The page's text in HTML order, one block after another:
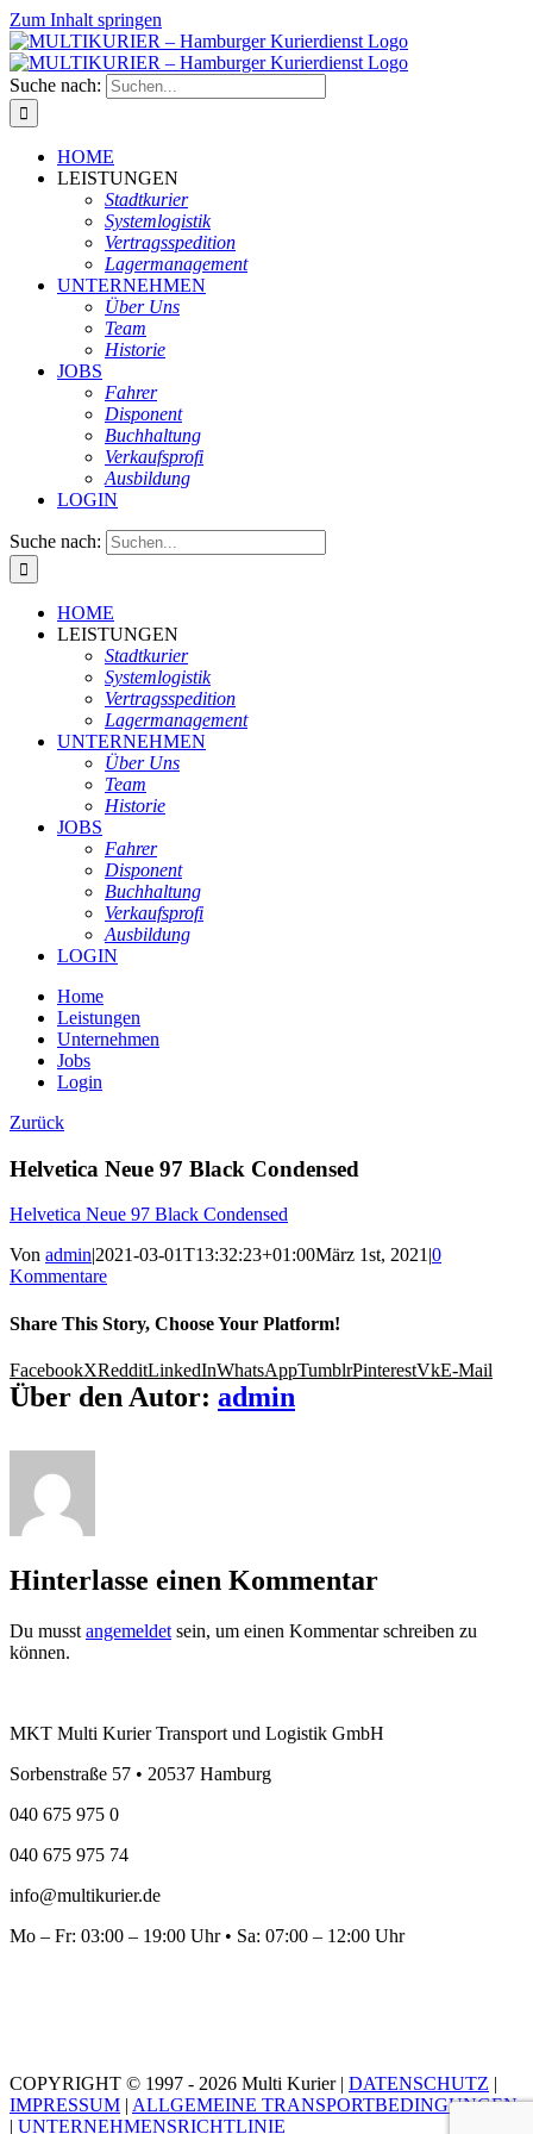
Zum Inhalt springen
Suche nach:
HOME
LEISTUNGEN
Stadtkurier
Systemlogistik
Vertragsspedition
Lagermanagement
UNTERNEHMEN
Über Uns
Team
Historie
JOBS
Fahrer
Disponent
Buchhaltung
Verkaufsprofi
Ausbildung
LOGIN
Suche nach:
HOME
LEISTUNGEN
Stadtkurier
Systemlogistik
Vertragsspedition
Lagermanagement
UNTERNEHMEN
Über Uns
Team
Historie
JOBS
Fahrer
Disponent
Buchhaltung
Verkaufsprofi
Ausbildung
LOGIN
Home
Leistungen
Unternehmen
Jobs
Login
Zurück
Helvetica Neue 97 Black Condensed
Helvetica Neue 97 Black Condensed
Von admin|2021-03-01T13:32:23+01:00März 1st, 2021|0
Kommentare
Share This Story, Choose Your Platform!
FacebookXRedditLinkedInWhatsAppTumblrPinterestVkE-Mail
Über den Autor: admin
Hinterlasse einen Kommentar
Du musst angemeldet sein, um einen Kommentar schreiben zu
können.
MKT Multi Kurier Transport und Logistik GmbH
Sorbenstraße 57 • 20537 Hamburg
040 675 975 0
040 675 975 74
info@multikurier.de
Mo – Fr: 03:00 – 19:00 Uhr • Sa: 07:00 – 12:00 Uhr
COPYRIGHT © 1997 - 2026 Multi Kurier | DATENSCHUTZ |
IMPRESSUM | ALLGEMEINE TRANSPORTBEDINGUNGEN
| UNTERNEHMENSRICHTLINIE